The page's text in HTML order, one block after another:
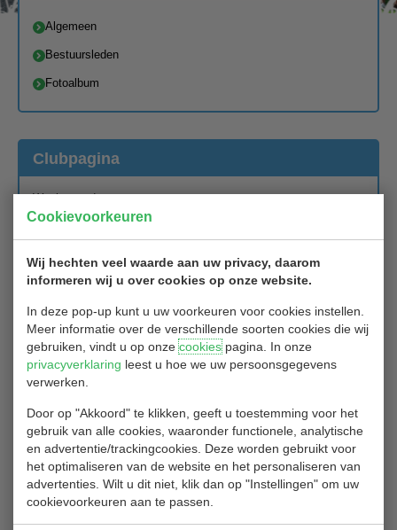
Cookievoorkeuren
Wij hechten veel waarde aan uw privacy, daarom
informeren wij u over cookies op onze website.
In deze pop-up kunt u uw voorkeuren voor cookies instellen.
Meer informatie over de verschillende soorten cookies die wij
gebruiken, vindt u op onzecookiespagina. In onze
privacyverklaring leest u hoe we uw persoonsgegevens
verwerken.
Door op "Akkoord" te klikken, geeft u toestemming voor het
gebruik van alle cookies, waaronder functionele, analytische
en advertentie/trackingcookies. Deze worden gebruikt voor
het optimaliseren van de website en het personaliseren van
advertenties. Wilt u dit niet, klik dan op "Instellingen" om uw
cookievoorkeuren aan te passen.
Algemeen
Bestuursleden
Fotoalbum
Clubpagina
Wachtwoord:
Publicaties ALV 11 april 2023
Terug naar het commissies overzicht